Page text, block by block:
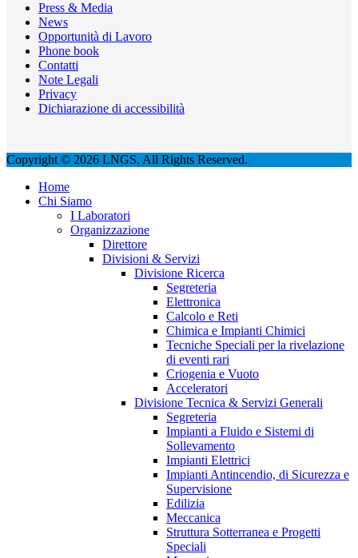
Press & Media
News
Opportunità di Lavoro
Phone book
Contatti
Note Legali
Privacy
Dichiarazione di accessibilità
Copyright © 2026 LNGS. All Rights Reserved.
Home
Chi Siamo
I Laboratori
Organizzazione
Direttore
Divisioni & Servizi
Divisione Ricerca
Segreteria
Elettronica
Calcolo e Reti
Chimica e Impianti Chimici
Tecniche Speciali per la rivelazione
di eventi rari
Criogenia e Vuoto
Acceleratori
Divisione Tecnica & Servizi Generali
Segreteria
Impianti a Fluido e Sistemi di
Sollevamento
Impianti Elettrici
Impianti Antincendio, di Sicurezza e
Supervisione
Edilizia
Meccanica
Struttura Sotterranea e Progetti
Speciali